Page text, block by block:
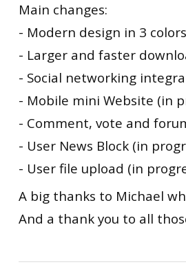
Main changes:
- Modern design in 3 colors
- Larger and faster
- Social networking
- Mobile mini Website (in
- Comment, vote and
- User News Block (in
- User file upload (in
A big thanks to Michael
And a thank you to all